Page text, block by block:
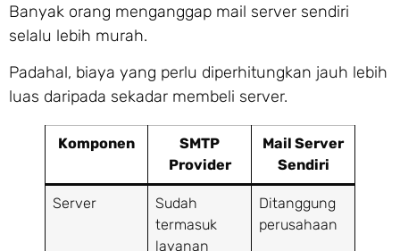
Banyak orang menganggap mail server sendiri
selalu lebih murah.
Padahal, biaya yang perlu diperhitungkan jauh lebih
luas daripada sekadar membeli server.
Komponen
SMTP
Provider
Mail Server
Sendiri
Server
Sudah
termasuk
layanan
Ditanggung
perusahaan